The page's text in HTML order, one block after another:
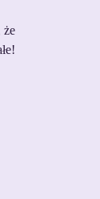
że